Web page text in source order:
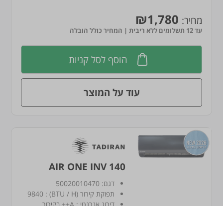
מחיר: ₪1,780
עד 12 תשלומים ללא ריבית | המחיר כולל הובלה
הוסף לסל קניות
עוד על המוצר
AIR ONE INV 140
דגם: 50020010470
תפוקת קירור (BTU / H)
:
9840